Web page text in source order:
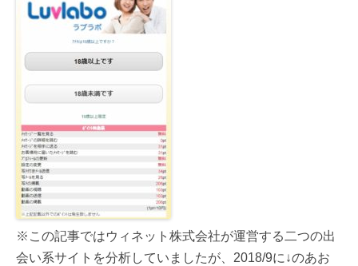
※この記事ではウィネット株式会社が運営する二つの出
会い系サイトを分析していましたが、2018/9に↓のあお